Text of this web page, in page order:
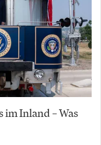
Inland – Was